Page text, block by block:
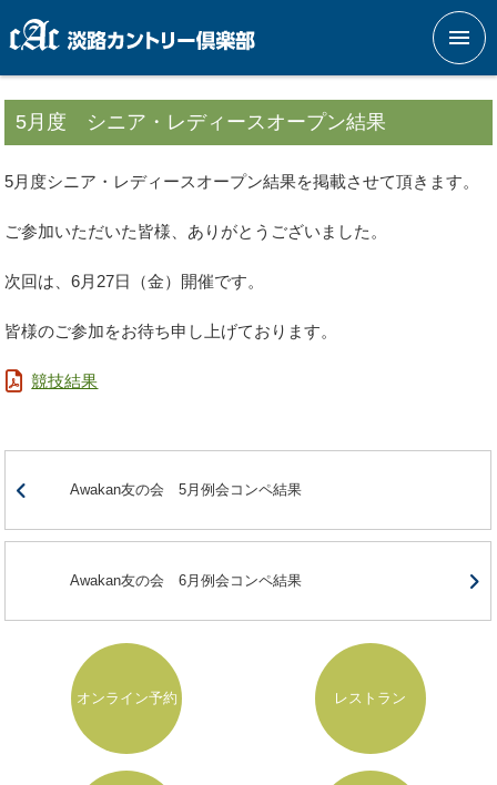
メニ
5月度 シニア・レディースオープン結果
5月度シニア・レディースオープン結果を掲載させて頂きます。
ご参加いただいた皆様、ありがとうございました。
次回は、6月27日（金）開催です。
皆様のご参加をお待ち申し上げております。
競技結果
Awakan友の会 5月例会コンペ結果
Awakan友の会 6月例会コンペ結果
オンライン予約 レストラン